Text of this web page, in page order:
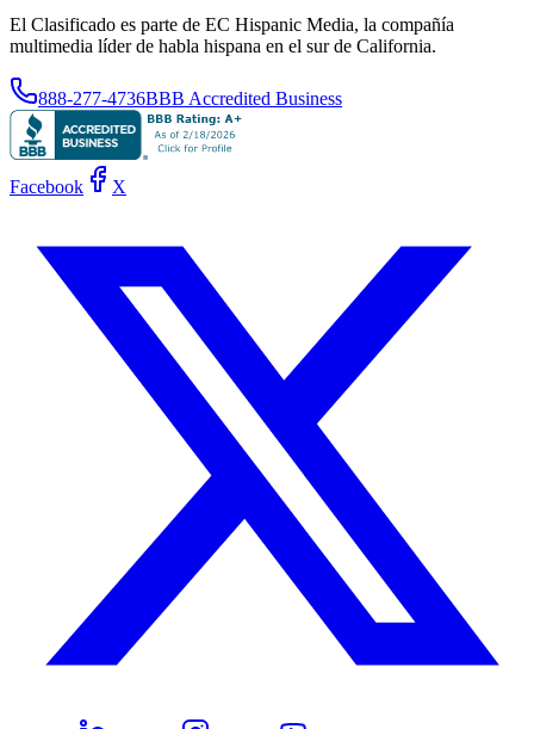
El Clasificado es parte de EC Hispanic Media, la compañía
multimedia líder de habla hispana en el sur de California.
888-277-4736BBB Accredited Business
Facebook X